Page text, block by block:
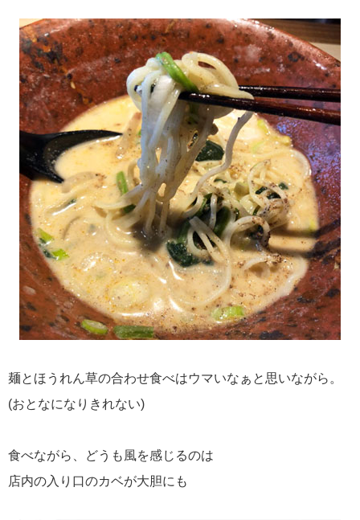
麺とほうれん草の合わせ食べはウマいなぁと思いながら。
(おとなになりきれない)
食べながら、どうも風を感じるのは
店内の入り口のカベが大胆にも